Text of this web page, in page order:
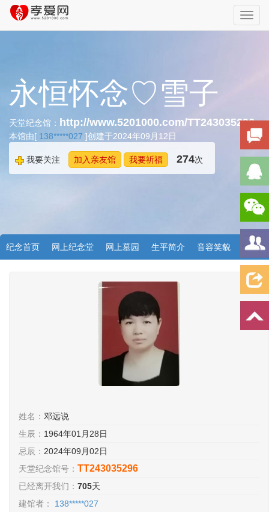
永恒怀念♡雪子
天堂纪念馆： http://www.5201000.com/TT243035296
本馆由[ 138*****027 ]创建于2024年09月12日
我要关注 加入亲友馆 我要祈福 274次
纪念首页 网上纪念堂 网上墓园 生平简介 音容笑貌
姓名： 邓远说
生辰： 1964年01月28日
忌辰： 2024年09月02日
天堂纪念馆号： TT243035296
已经离开我们： 705天
建馆者：
138*****027